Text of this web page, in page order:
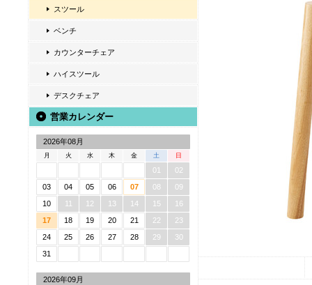
スツール
ベンチ
カウンターチェア
ハイスツール
デスクチェア
営業カレンダー
2026年08月
月 火 水 木 金 土 日
01
02
03
04 05 06 07 08
09
10
11 12 13 14 15
16
17
18 19 20 21 22
23
24
25 26 27 28 29
30
31
2026年09月